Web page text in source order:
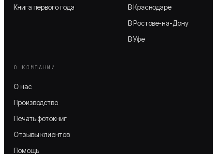
Книга первого года
В Краснодаре
В Ростове-на-Дону
В Уфе
О КОМПАНИИ
О нас
Производство
Печать фотокниг
Отзывы клиентов
Помощь